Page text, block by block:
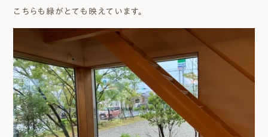
こちらも緑がとても映えています。